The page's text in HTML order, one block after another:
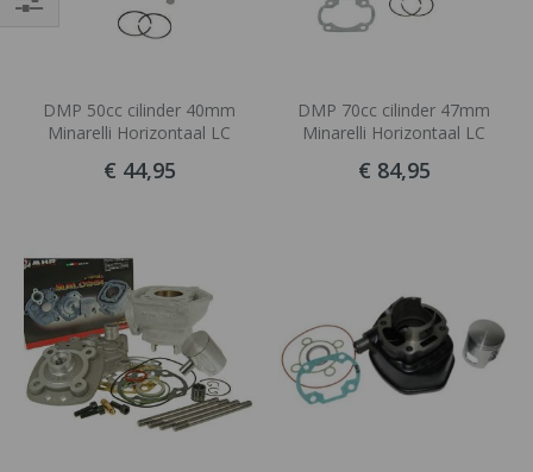
DMP 50cc cilinder 40mm
Minarelli Horizontaal LC
€ 44,95
DMP 70cc cilinder 47mm
Minarelli Horizontaal LC
€ 84,95